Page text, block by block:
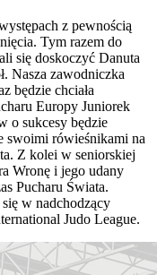
z pewnością
Tym razem do
się doskoczyć Danuta
Nasza zawodniczka
będzie chciała
Europy Juniorek
o sukcesy będzie
swoimi rówieśnikami na
Z kolei w seniorskiej
Wronę i jego udany
Pucharu Świata.
w nadchodzący
Judo League.